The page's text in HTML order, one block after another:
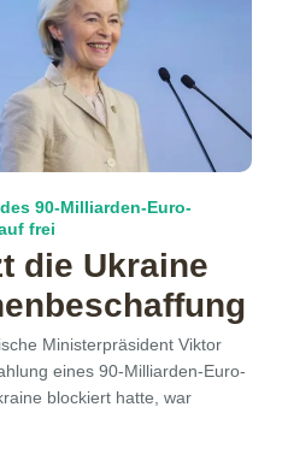
90-Milliarden-Euro-
frei
die Ukraine
Ministerpräsident Viktor
eines 90-Milliarden-Euro-
blockiert hatte, war